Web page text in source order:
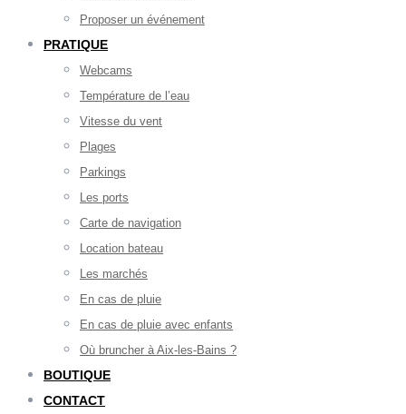
Proposer un événement
PRATIQUE
Webcams
Température de l’eau
Vitesse du vent
Plages
Parkings
Les ports
Carte de navigation
Location bateau
Les marchés
En cas de pluie
En cas de pluie avec enfants
Où bruncher à Aix-les-Bains ?
BOUTIQUE
CONTACT